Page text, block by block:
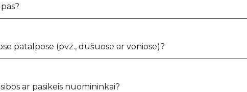
patalpose (pvz., dušuose ar voniose)?
ar pasikeis nuomininkai?